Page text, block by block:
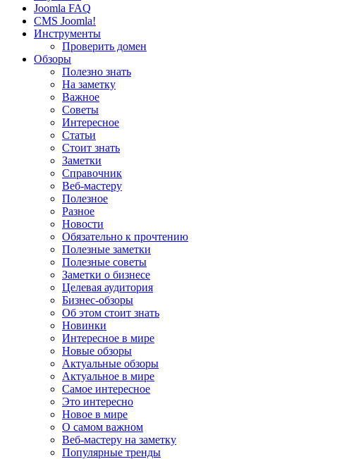
Joomla FAQ
CMS Joomla!
Инструменты
Проверить домен
Обзоры
Полезно знать
На заметку
Важное
Советы
Интересное
Статьи
Стоит знать
Заметки
Справочник
Веб-мастеру
Полезное
Разное
Новости
Обязательно к прочтению
Полезные заметки
Полезные советы
Заметки о бизнесе
Целевая аудитория
Бизнес-обзоры
Об этом стоит знать
Новинки
Интересное в мире
Новые обзоры
Актуальные обзоры
Актуальное в мире
Самое интересное
Это интересно
Новое в мире
О самом важном
Веб-мастеру на заметку
Популярные тренды